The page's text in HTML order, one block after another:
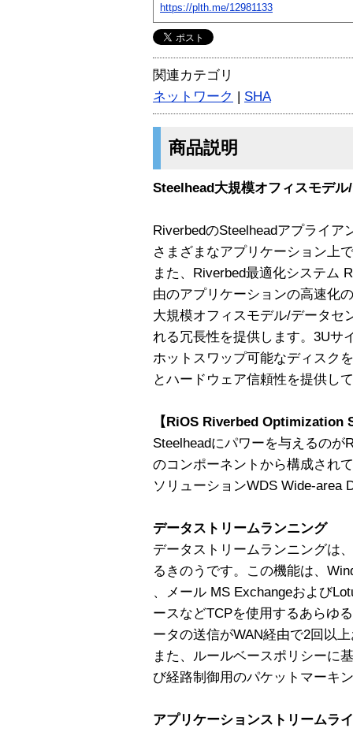
https://plth.me/12981133
関連カテゴリ
ネットワーク | SHA
商品説明
Steelhead大規模オフィスモデ
RiverbedのSteelheadアプライア
さまざまなアプリケーション上
また、Riverbed最適化システム
由のアプリケーションの高速化
大規模オフィスモデル/データセ
れる冗長性を提供します。3Uサ
ホットスワップ可能なディスク
とハードウェア信頼性を提供し
【RiOS Riverbed Optimization
Steelheadにパワーを与えるのが
のコンポーネントから構成され
ソリューションWDS Wide-area
データストリームランニング
データストリームランニングは
るきのうです。この機能は、
、メール MS Exchangeおよび
ースなどTCPを使用するあらゆ
ータの送信がWAN経由で2回以
また、ルールベースポリシーに
び経路制御用のパケットマーキ
アプリケーションストリームラ